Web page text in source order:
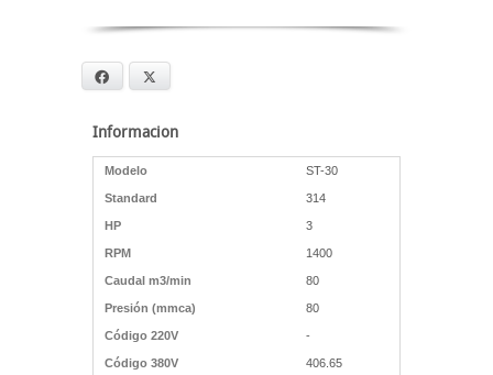
Facebook
Informacion
Modelo ST-30
Standard 314
HP 3
RPM 1400
Caudal m3/min 80
Presión (mmca) 80
Código 220V -
Código 380V 406.65